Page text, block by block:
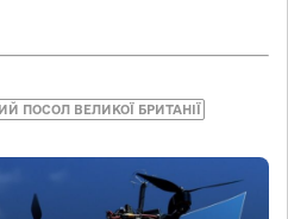
ПОСОЛ ВЕЛИКОЇ БРИТАНІЇ